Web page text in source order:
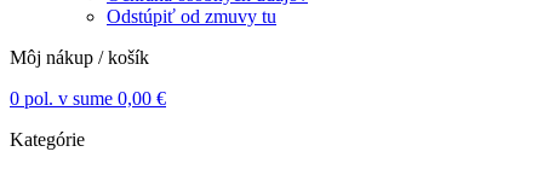
Odstúpiť od zmuvy tu
Môj nákup / košík
0 pol. v sume 0,00 €
Kategórie